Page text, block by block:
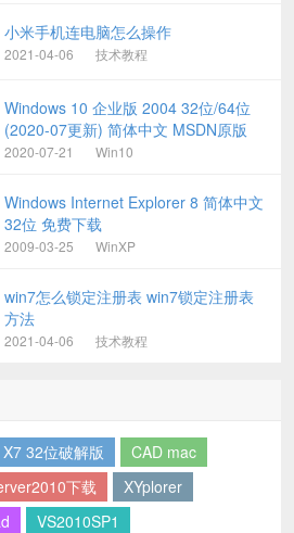
小米手机连电脑怎么操作
2021-04-06 技术教程
Windows 10 企业版 2004 32位/64位
(2020-07更新) 简体中文 MSDN原版
2020-07-21 Win10
Windows Internet Explorer 8 简体中文
32位 免费下载
2009-03-25 WinXP
win7怎么锁定注册表 win7锁定注册表
方法
2021-04-06 技术教程
32位破解版
CAD mac
下载
XYplorer
VS2010SP1